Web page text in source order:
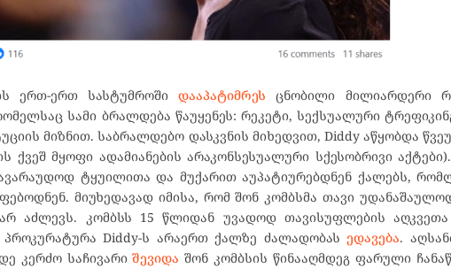
ერთ-ერთ სასტუმროშიდააპატიმრეს ცნობილი მილიარდერი
სამი ბრალდება წაუყენეს: რეკეტი, სექსუალური
მიზნით. საბრალდებო დასკვნის მიხედვით, Diddy აწყობდა
ქვეშ მყოფი ადამიანების არაკონსესუალური სქესობრივი
ტყუილითა და მუქარით აუპატიურებდნენ ქალებს,
მიუხედავად იმისა, რომ შონ კომბსმა თავი
აძლევს. კომბსს 15 წლიდან უვადოდ თავისუფლების აღკვეთა
პროკურატურა Diddy-ს არაერთ ქალზე ძალადობას ედავება.
კერძო საჩივარიშევიდა შონ კომბსის წინააღმდეგ ფარული